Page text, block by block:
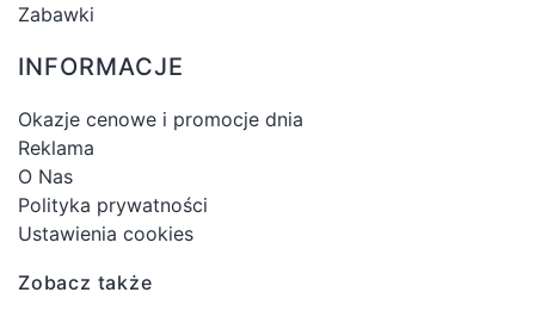
Zabawki
INFORMACJE
Okazje cenowe i promocje dnia
Reklama
O Nas
Polityka prywatności
Ustawienia cookies
Zobacz także